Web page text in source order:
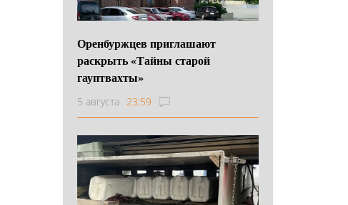
Оренбуржцев приглашают
раскрыть «Тайны старой
гауптвахты»
5 августа 23:59